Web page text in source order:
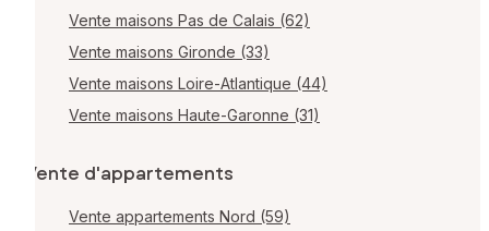
Vente maisons Pas de Calais (62)
Vente maisons Gironde (33)
Vente maisons Loire-Atlantique (44)
Vente maisons Haute-Garonne (31)
Vente d'appartements
Vente appartements Nord (59)